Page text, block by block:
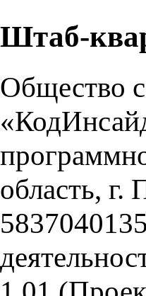
Штаб-
Общество
область,